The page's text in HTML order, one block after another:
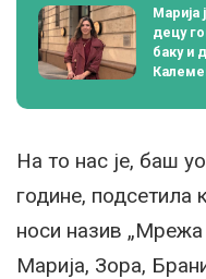
Марија
децу
баку и
На то нас је, баш
године, подсетила
носи назив „Мрежа
Марија, Зора,